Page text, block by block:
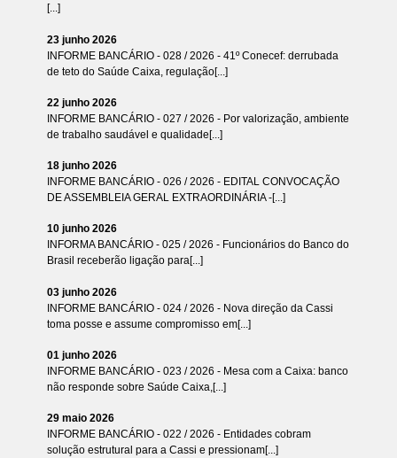
[...]
23 junho 2026
INFORME BANCÁRIO - 028 / 2026 - 41º Conecef: derrubada
de teto do Saúde Caixa, regulação[...]
22 junho 2026
INFORME BANCÁRIO - 027 / 2026 - Por valorização, ambiente
de trabalho saudável e qualidade[...]
18 junho 2026
INFORME BANCÁRIO - 026 / 2026 - EDITAL CONVOCAÇÃO
DE ASSEMBLEIA GERAL EXTRAORDINÁRIA -[...]
10 junho 2026
INFORMA BANCÁRIO - 025 / 2026 - Funcionários do Banco do
Brasil receberão ligação para[...]
03 junho 2026
INFORME BANCÁRIO - 024 / 2026 - Nova direção da Cassi
toma posse e assume compromisso em[...]
01 junho 2026
INFORME BANCÁRIO - 023 / 2026 - Mesa com a Caixa: banco
não responde sobre Saúde Caixa,[...]
29 maio 2026
INFORME BANCÁRIO - 022 / 2026 - Entidades cobram
solução estrutural para a Cassi e pressionam[...]